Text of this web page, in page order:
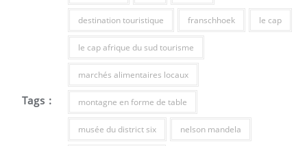
Tags :
destination touristique franschhoek le cap
le cap afrique du sud tourisme
marchés alimentaires locaux
montagne en forme de table
musée du district six nelson mandela